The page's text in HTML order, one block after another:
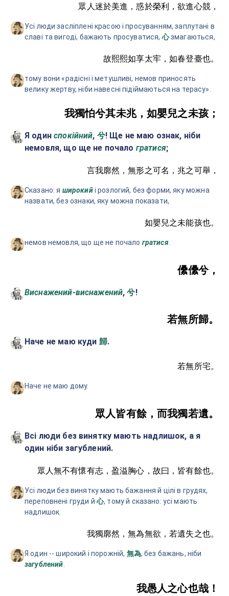
眾人迷於美進，惑於榮利，欲進心競，
Усі люди засліплені красою і просуванням, заплутані в
славі та вигоді, бажають просуватися, 心змагаються,
故熙熙如享太牢，如春登臺也。
тому вони «радісні і метушливі, немов приносять
велику жертву, ніби навесні підіймаються на терасу».
我獨怕兮其未兆，如嬰兒之未孩；
Я одинспокійний, 兮! Ще не маю ознак, ніби
немовля, що ще не почало гратися;
言我廓然，無形之可名，兆之可舉，
Сказано: я широкийі розлогий, без форми, яку можна
назвати, без ознаки, яку можна показати,
如嬰兒之未能孩也。
немов немовля, що ще не почало гратися.
儽儽兮，
Виснажений-виснажений,兮!
若無所歸。
Наче не маю куди 歸.
若無所宅。
Наче не маю дому.
眾人皆有餘，而我獨若遺。
Всі люди без винятку мають надлишок, а я
один ніби загублений.
眾人無不有懷有志，盈溢胸心，故曰，皆有餘也。
Усі люди без винятку мають бажання й цілі в грудях,
переповнені груди й 心, тому й сказано: усі мають
надлишок.
我獨廓然，無為無欲，若遺失之也。
Я один -- широкий і порожній, 無為, без бажань, ніби
загублений
我愚人之心也哉！